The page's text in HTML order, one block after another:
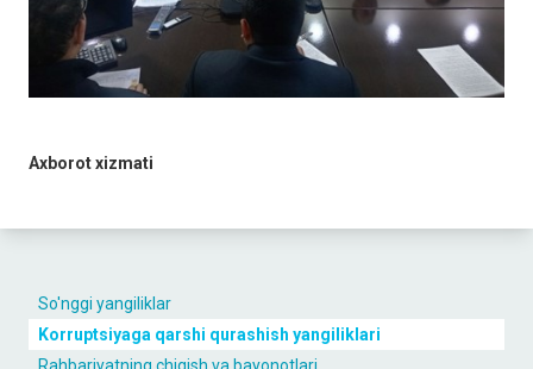
So'nggi yangiliklar
Korruptsiyaga qarshi qurashish yangiliklari
Axborot xizmati